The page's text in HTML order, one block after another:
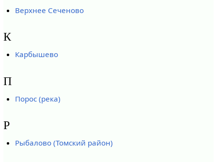
Верхнее Сеченово
К
Карбышево
П
Порос (река)
Р
Рыбалово (Томский район)